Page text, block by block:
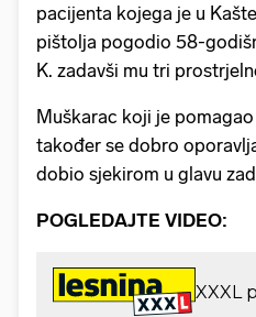
pacijenta kojega je u
pištolja pogodio 58-
K. zadavši mu tri
Muškarac koji je
također se dobro
dobio sjekirom u glavu
POGLEDAJTE VIDEO: